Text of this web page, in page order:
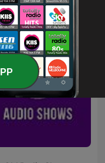
Gabi ng Lagim